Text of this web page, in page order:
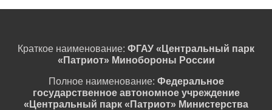
Краткое наименование: ФГАУ «Центральный парк
«Патриот» Минобороны России
Полное наименование: Федеральное
государственное автономное учреждение
«Центральный парк «Патриот» Министерства